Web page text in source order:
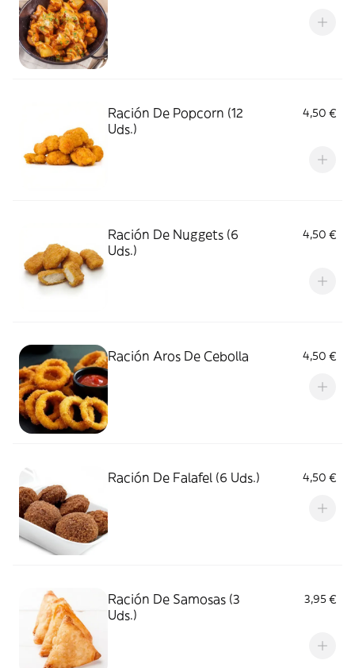
Ración De Popcorn (12
Uds.)
4,50 €
Ración De Nuggets (6
Uds.)
4,50 €
Ración Aros De Cebolla 4,50 €
Ración De Falafel (6 Uds.) 4,50 €
Ración De Samosas (3
Uds.)
3,95 €